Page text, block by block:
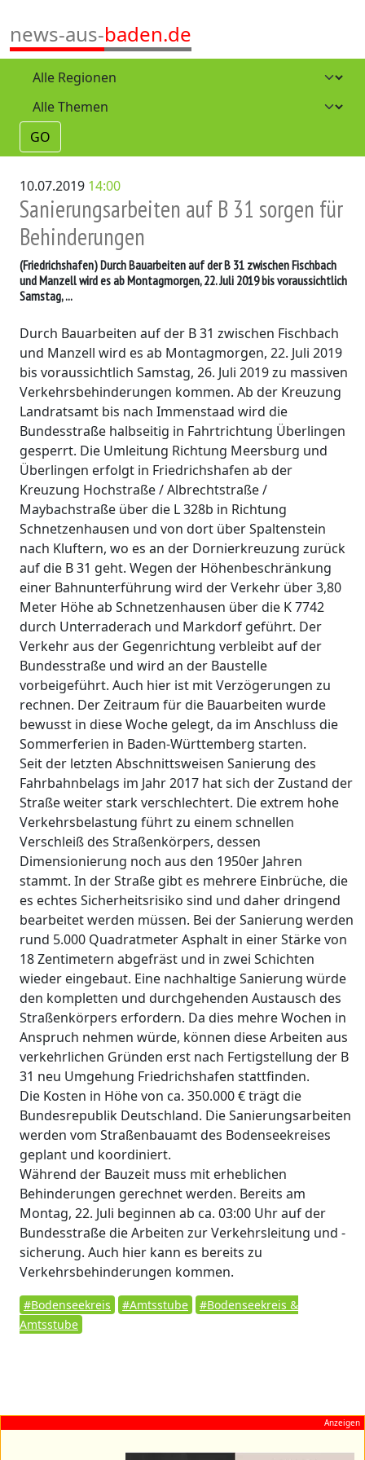
news-aus-baden.de
GO
10.07.2019 14:00
Sanierungsarbeiten auf B 31 sorgen für
Behinderungen
(Friedrichshafen)Durch Bauarbeiten auf der B 31 zwischen Fischbach
und Manzell wird es ab Montagmorgen, 22. Juli 2019 bis voraussichtlich
Samstag, ...
Durch Bauarbeiten auf der B 31 zwischen Fischbach
und Manzell wird es ab Montagmorgen, 22. Juli 2019
bis voraussichtlich Samstag, 26. Juli 2019 zu massiven
Verkehrsbehinderungen kommen. Ab der Kreuzung
Landratsamt bis nach Immenstaad wird die
Bundesstraße halbseitig in Fahrtrichtung Überlingen
gesperrt. Die Umleitung Richtung Meersburg und
Überlingen erfolgt in Friedrichshafen ab der
Kreuzung Hochstraße / Albrechtstraße /
Maybachstraße über die L 328b in Richtung
Schnetzenhausen und von dort über Spaltenstein
nach Kluftern, wo es an der Dornierkreuzung zurück
auf die B 31 geht. Wegen der Höhenbeschränkung
einer Bahnunterführung wird der Verkehr über 3,80
Meter Höhe ab Schnetzenhausen über die K 7742
durch Unterraderach und Markdorf geführt. Der
Verkehr aus der Gegenrichtung verbleibt auf der
Bundesstraße und wird an der Baustelle
vorbeigeführt. Auch hier ist mit Verzögerungen zu
rechnen. Der Zeitraum für die Bauarbeiten wurde
bewusst in diese Woche gelegt, da im Anschluss die
Sommerferien in Baden-Württemberg starten.
Seit der letzten Abschnittsweisen Sanierung des
Fahrbahnbelags im Jahr 2017 hat sich der Zustand der
Straße weiter stark verschlechtert. Die extrem hohe
Verkehrsbelastung führt zu einem schnellen
Verschleiß des Straßenkörpers, dessen
Dimensionierung noch aus den 1950er Jahren
stammt. In der Straße gibt es mehrere Einbrüche, die
es echtes Sicherheitsrisiko sind und daher dringend
bearbeitet werden müssen. Bei der Sanierung werden
rund 5.000 Quadratmeter Asphalt in einer Stärke von
18 Zentimetern abgefräst und in zwei Schichten
wieder eingebaut. Eine nachhaltige Sanierung würde
den kompletten und durchgehenden Austausch des
Straßenkörpers erfordern. Da dies mehre Wochen in
Anspruch nehmen würde, können diese Arbeiten aus
verkehrlichen Gründen erst nach Fertigstellung der B
31 neu Umgehung Friedrichshafen stattfinden.
Die Kosten in Höhe von ca. 350.000 € trägt die
Bundesrepublik Deutschland. Die Sanierungsarbeiten
werden vom Straßenbauamt des Bodenseekreises
geplant und koordiniert.
Während der Bauzeit muss mit erheblichen
Behinderungen gerechnet werden. Bereits am
Montag, 22. Juli beginnen ab ca. 03:00 Uhr auf der
Bundesstraße die Arbeiten zur Verkehrsleitung und -
sicherung. Auch hier kann es bereits zu
Verkehrsbehinderungen kommen.
#Bodenseekreis #Amtsstube
#Bodenseekreis &
Amtsstube
Anzeigen